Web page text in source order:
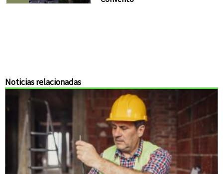
Noticias relacionadas